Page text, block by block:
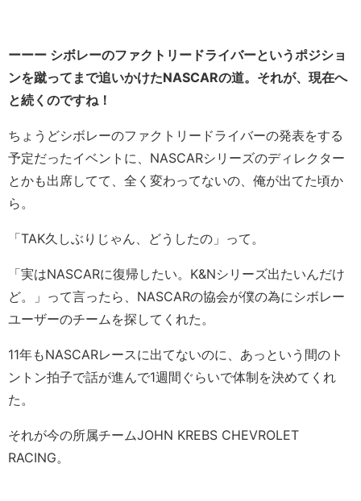
ーーー シボレーのファクトリードライバーというポジショ
ンを蹴ってまで追いかけたNASCARの道。それが、現在へ
と続くのですね！
ちょうどシボレーのファクトリードライバーの発表をする
予定だったイベントに、NASCARシリーズのディレクター
とかも出席してて、全く変わってないの、俺が出てた頃か
ら。
「TAK久しぶりじゃん、どうしたの」って。
「実はNASCARに復帰したい。K&Nシリーズ出たいんだけ
ど。」って言ったら、NASCARの協会が僕の為にシボレー
ユーザーのチームを探してくれた。
11年もNASCARレースに出てないのに、あっという間のト
ントン拍子で話が進んで1週間ぐらいで体制を決めてくれ
た。
それが今の所属チームJOHN KREBS CHEVROLET
RACING。